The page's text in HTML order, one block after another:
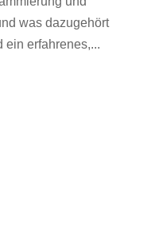
was dazugehört
ein erfahrenes,...